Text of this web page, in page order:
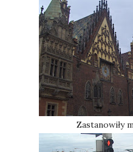
Zastanowiły